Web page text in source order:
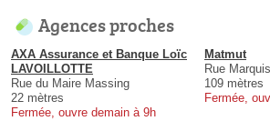
Agences proches
AXA Assurance et Banque Loïc
LAVOILLOTTE
Rue du Maire Massing
22 mètres
Fermée, ouvre demain à 9h
Matmut
Rue
109 mètres
Fermée,